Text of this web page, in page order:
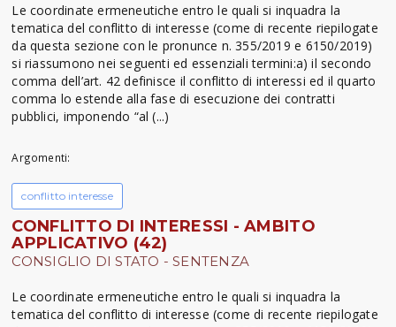
Le coordinate ermeneutiche entro le quali si inquadra la
tematica del conflitto di interesse (come di recente riepilogate
da questa sezione con le pronunce n. 355/2019 e 6150/2019)
si riassumono nei seguenti ed essenziali termini:a) il secondo
comma dell’art. 42 definisce il conflitto di interessi ed il quarto
comma lo estende alla fase di esecuzione dei contratti
pubblici, imponendo “al (...)
Argomenti:
conflitto interesse
CONFLITTO DI INTERESSI - AMBITO
APPLICATIVO (42)
CONSIGLIO DI STATO - SENTENZA
Le coordinate ermeneutiche entro le quali si inquadra la
tematica del conflitto di interesse (come di recente riepilogate